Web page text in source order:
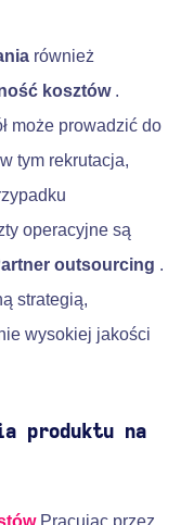
również
kosztów .
może prowadzić do
w tym rekrutacja,
operacyjne są
outsourcing .
strategią,
wysokiej jakości
produktu na
Pracując przez